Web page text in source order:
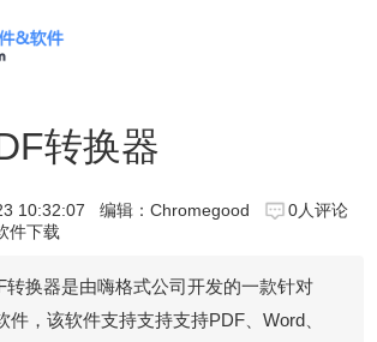
转换器
10:32:07 编辑：Chromegood
0人评论
件下载
转换器是由嗨格式公司​开发的一款针对
件，该软件支持支持支持PDF、Word、